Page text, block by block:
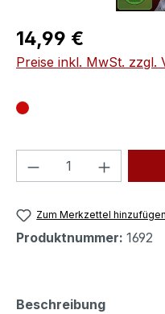
Regulärer Preis:
14,99 €
Preise inkl. MwSt. zzgl.
Produkt
Zum Merkzettel hinzufügen
Produktnummer: 1692
Beschreibung